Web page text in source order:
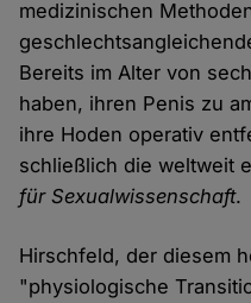
medizinischen
Bereits im Alter von
haben, ihren Penis zu
ihre Hoden operativ
schließlich die weltweit
für Sexualwissenschaft.
Hirschfeld, der diesem
"physiologische